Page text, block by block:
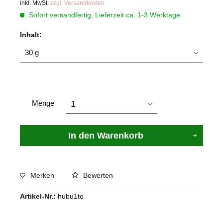
inkl. MwSt. zzgl. Versandkosten
Sofort versandfertig, Lieferzeit ca. 1-3 Werktage
Inhalt:
Menge
In den Warenkorb
Merken Bewerten
Artikel-Nr.: hubu1to